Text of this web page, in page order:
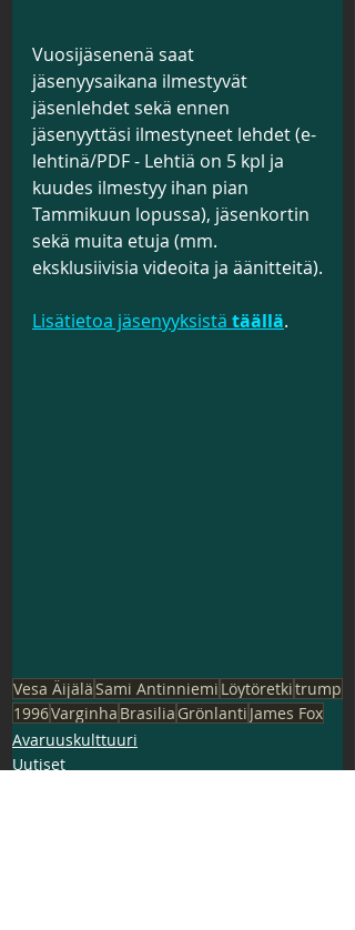
Vuosijäsenenä saat
jäsenyysaikana ilmestyvät
jäsenlehdet sekä ennen
jäsenyyttäsi ilmestyneet lehdet (e-
lehtinä/PDF - Lehtiä on 5 kpl ja
kuudes ilmestyy ihan pian
Tammikuun lopussa), jäsenkortin
sekä muita etuja (mm.
eksklusiivisia videoita ja äänitteitä).
Lisätietoa jäsenyyksistä täällä.
Vesa ÄijäläSami Antinniemi Löytöretkitrump
1996Varginha Brasilia Grönlanti James Fox
Avaruuskulttuuri
Uutiset